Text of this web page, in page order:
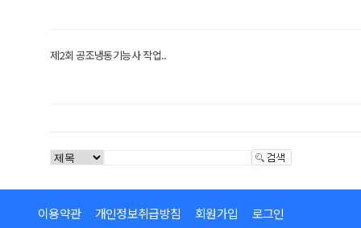
제2회 공조냉동기능사 작업..
이용약관 개인정보취급방침 회원가입 로그인